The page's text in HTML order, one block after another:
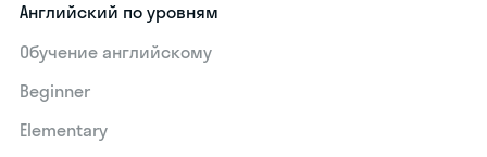
Английский по уровням
Обучение английскому
Beginner
Elementary